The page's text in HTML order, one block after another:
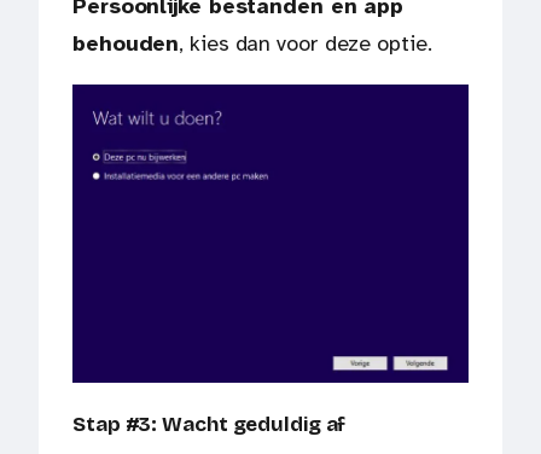
Persoonlijke bestanden en app
behouden, kies dan voor deze optie.
Stap #3: Wacht geduldig af